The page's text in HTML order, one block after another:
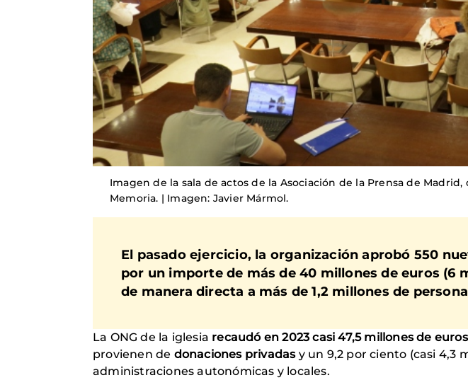
Imagen de la sala de actos de la Asociación de la Prensa de
Memoria. | Imagen: Javier Mármol.
El pasado ejercicio, la organización aprobó 550
por un importe de más de 40 millones de euros (6
de manera directa a más de 1,2 millones de
La ONG de la iglesia recaudó en 2023 casi 47,5 millones de euros
provienen de donaciones privadasy un 9,2 por ciento (casi 4,3
administraciones autonómicas y locales.